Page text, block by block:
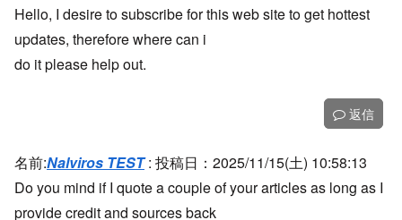
Hello, I desire to subscribe for this web site to get hottest
updates, therefore where can i
do it please help out.
返信
名前:Nalviros TEST: 投稿日：2025/11/15(土) 10:58:13
Do you mind if I quote a couple of your articles as long as I
provide credit and sources back